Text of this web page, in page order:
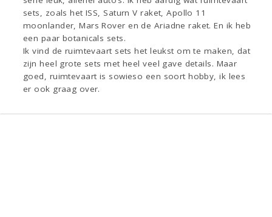
sets, zoals het ISS, Saturn V raket, Apollo 11
moonlander, Mars Rover en de Ariadne raket. En ik heb
een paar botanicals sets.
Ik vind de ruimtevaart sets het leukst om te maken, dat
zijn heel grote sets met heel veel gave details. Maar
goed, ruimtevaart is sowieso een soort hobby, ik lees
er ook graag over.